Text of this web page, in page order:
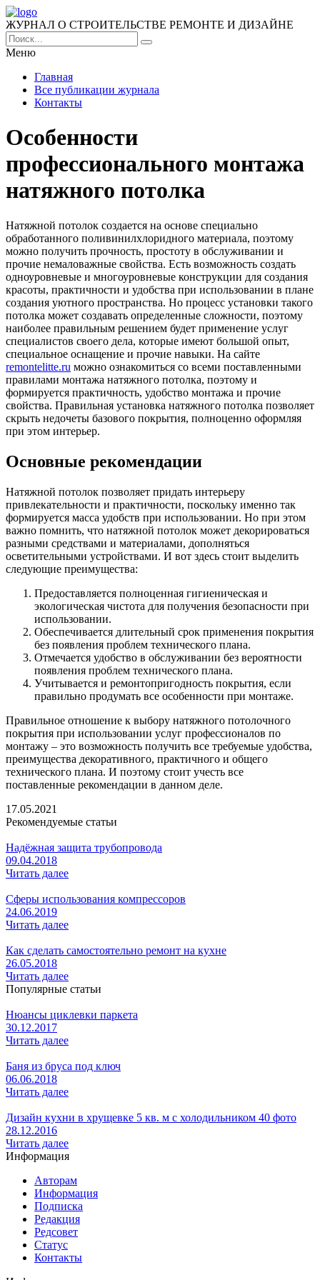
ЖУРНАЛ О СТРОИТЕЛЬСТВЕ РЕМОНТЕ И ДИЗАЙНЕ
Меню
Главная
Все публикации журнала
Контакты
Особенности
профессионального монтажа
натяжного потолка
Натяжной потолок создается на основе специально
обработанного поливинилхлоридного материала, поэтому
можно получить прочность, простоту в обслуживании и
прочие немаловажные свойства. Есть возможность создать
одноуровневые и многоуровневые конструкции для создания
красоты, практичности и удобства при использовании в плане
создания уютного пространства. Но процесс установки такого
потолка может создавать определенные сложности, поэтому
наиболее правильным решением будет применение услуг
специалистов своего дела, которые имеют большой опыт,
специальное оснащение и прочие навыки. На сайте
remontelitte.ru можно ознакомиться со всеми поставленными
правилами монтажа натяжного потолка, поэтому и
формируется практичность, удобство монтажа и прочие
свойства. Правильная установка натяжного потолка позволяет
скрыть недочеты базового покрытия, полноценно оформляя
при этом интерьер.
Основные рекомендации
Натяжной потолок позволяет придать интерьеру
привлекательности и практичности, поскольку именно так
формируется масса удобств при использовании. Но при этом
важно помнить, что натяжной потолок может декорироваться
разными средствами и материалами, дополняться
осветительными устройствами. И вот здесь стоит выделить
следующие преимущества:
Предоставляется полноценная гигиеническая и
экологическая чистота для получения безопасности при
использовании.
Обеспечивается длительный срок применения покрытия
без появления проблем технического плана.
Отмечается удобство в обслуживании без вероятности
появления проблем технического плана.
Учитывается и ремонтопригодность покрытия, если
правильно продумать все особенности при монтаже.
Правильное отношение к выбору натяжного потолочного
покрытия при использовании услуг профессионалов по
монтажу – это возможность получить все требуемые удобства,
преимущества декоративного, практичного и общего
технического плана. И поэтому стоит учесть все
поставленные рекомендации в данном деле.
17.05.2021
Рекомендуемые статьи
Надёжная защита трубопровода
09.04.2018
Читать далее
Сферы использования компрессоров
24.06.2019
Читать далее
Как сделать самостоятельно ремонт на кухне
26.05.2018
Читать далее
Популярные статьи
Нюансы циклевки паркета
30.12.2017
Читать далее
Баня из бруса под ключ
06.06.2018
Читать далее
Дизайн кухни в хрущевке 5 кв. м с холодильником 40 фото
28.12.2016
Читать далее
Информация
Авторам
Информация
Подписка
Редакция
Редсовет
Статус
Контакты